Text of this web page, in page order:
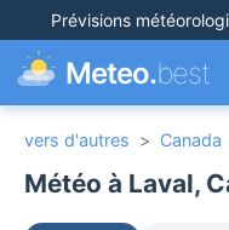
Prévisions
Meteo.best
vers d'autres > Canada
Météo à Laval,